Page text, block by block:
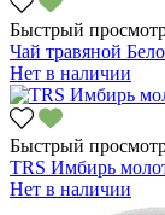
Быстрый
Чай травяной
Нет в наличии
Быстрый
TRS Имбирь
Нет в наличии